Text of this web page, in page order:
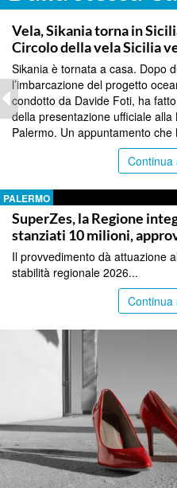
PALERMO
Vela, Sikania torna in
Circolo della vela Sicilia
Sikania è tornata a casa. Dopo
l’imbarcazione del progetto
condotto da Davide Foti, ha
della presentazione ufficiale
Palermo. Un appuntamento che
Continua
PALERMO
SuperZes, la Regione
stanziati 10 milioni,
Il provvedimento dà attuazione
stabilità regionale 2026...
Continua